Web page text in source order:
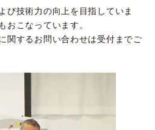
び技術力の向上を目指していま
おこなっています。
関するお問い合わせは受付までご